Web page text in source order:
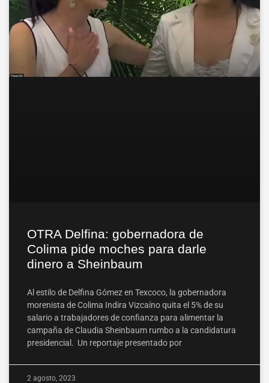
OTRA Delfina: gobernadora de
Colima pide moches para darle
dinero a Sheinbaum
Al estilo de Delfina Gómez en Texcoco, la gobernadora
morenista de Colima Indira Vizcaíno quita el 5% de su
salario a trabajadores de confianza para alimentar la
campaña de Claudia Sheinbaum rumbo a la candidatura
presidencial. Un reportaje presentado por
2 agosto, 2023